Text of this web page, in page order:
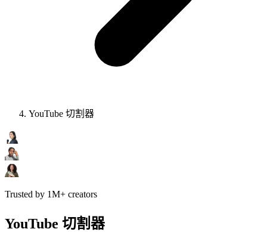
YouTube 切割器
Trusted by 1M+ creators
YouTube 切割器